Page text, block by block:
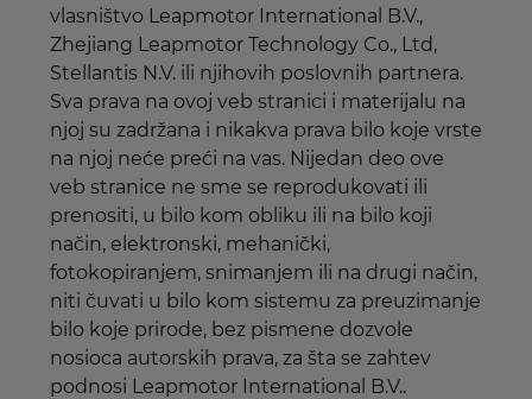
vlasništvo Leapmotor International B.V.,
Zhejiang Leapmotor Technology Co., Ltd,
Stellantis N.V. ili njihovih poslovnih partnera.
Sva prava na ovoj veb stranici i materijalu na
njoj su zadržana i nikakva prava bilo koje vrste
na njoj neće preći na vas. Nijedan deo ove
veb stranice ne sme se reprodukovati ili
prenositi, u bilo kom obliku ili na bilo koji
način, elektronski, mehanički,
fotokopiranjem, snimanjem ili na drugi način,
niti čuvati u bilo kom sistemu za preuzimanje
bilo koje prirode, bez pismene dozvole
nosioca autorskih prava, za šta se zahtev
podnosi Leapmotor International B.V..